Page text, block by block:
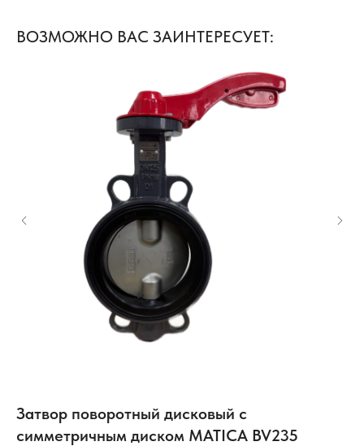
ВОЗМОЖНО ВАС ЗАИНТЕРЕСУЕТ:
Затвор поворотный дисковый с
симметричным диском MATICA BV235